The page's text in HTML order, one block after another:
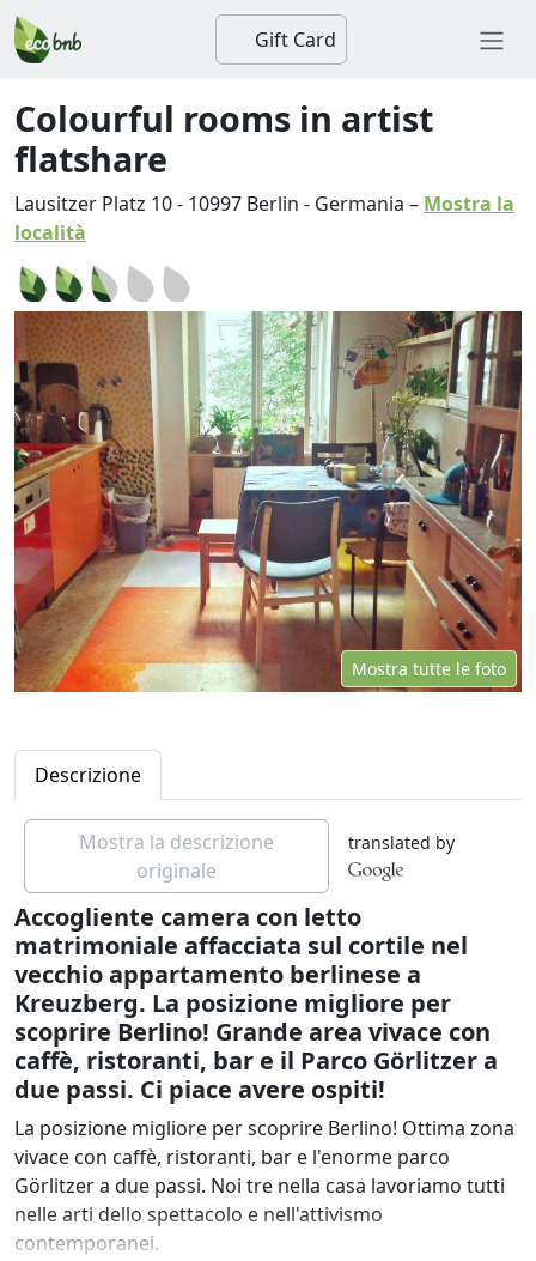
Gift Card
Colourful rooms in artist
flatshare
Lausitzer Platz 10- 10997 Berlin - Germania – Mostra la
località
Mostra tutte le foto
Descrizione
Mostra la descrizione
originale
translated by
Accogliente camera con letto
matrimoniale affacciata sul cortile nel
vecchio appartamento berlinese a
Kreuzberg. La posizione migliore per
scoprire Berlino! Grande area vivace con
caffè, ristoranti, bar e il Parco Görlitzer a
due passi. Ci piace avere ospiti!
La posizione migliore per scoprire Berlino! Ottima zona
vivace con caffè, ristoranti, bar e l'enorme parco
Görlitzer a due passi. Noi tre nella casa lavoriamo tutti
nelle arti dello spettacolo e nell'attivismo
contemporanei.